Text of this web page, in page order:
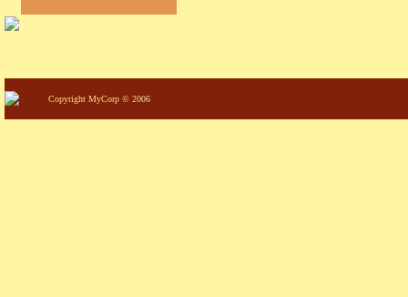
Copyright MyCorp © 2006